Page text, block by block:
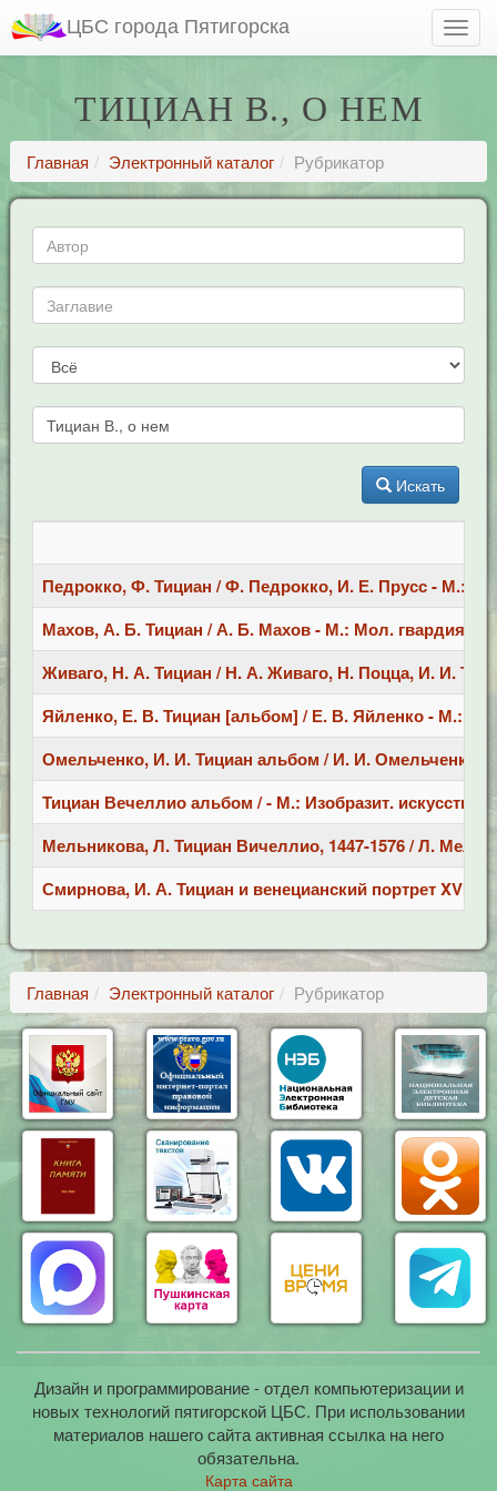
ЦБС города Пятигорска
ТИЦИАН В., О НЕМ
Главная Электронный каталог Рубрикатор
Искать
Педрокко, Ф. Тициан / Ф. Педрокко, И. Е. Прусс - М.:
Махов, А. Б. Тициан / А. Б. Махов - М.: Мол. гвардия, -
Живаго, Н. А. Тициан / Н. А. Живаго, Н. Поцца, И. И.
Яйленко, Е. В. Тициан [альбом] / Е. В. Яйленко - М.:
Омельченко, И. И. Тициан альбом / И. И. Омельченко,
Тициан Вечеллио альбом / - М.: Изобразит. искусство,
Мельникова, Л. Тициан Вичеллио, 1447-1576 / Л.
Смирнова, И. А. Тициан и венецианский портрет XVI
Главная Электронный каталог Рубрикатор
Дизайн и программирование - отдел компьютеризации и
новых технологий пятигорской ЦБС. При использовании
материалов нашего сайта активная ссылка на него
обязательна.
Карта сайта